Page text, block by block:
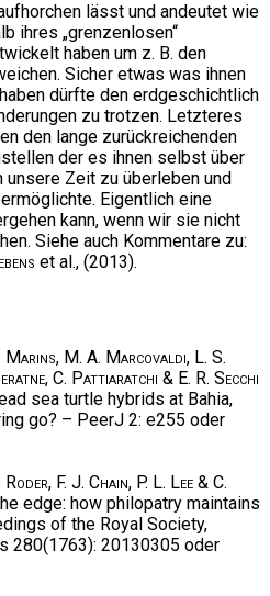
lässt und andeutet wie
ihres „grenzenlosen“
haben um z. B. den
Sicher etwas was ihnen
dürfte den erdgeschichtlich
zu trotzen. Letzteres
den lange zurückreichenden
der es ihnen selbst über
Zeit zu überleben und
Eigentlich eine
kann, wenn wir sie nicht
Siehe auch Kommentare zu:
et al., (2013).
Marins, M. A. Marcovaldi, L. S.
C. Pattiaratchi & E. R. Secchi
sea turtle hybrids at Bahia,
go? – PeerJ 2: e255 oder
F. J. Chain, P. L. Lee & C.
edge: how philopatry maintains
of the Royal Society,
280(1763): 20130305 oder